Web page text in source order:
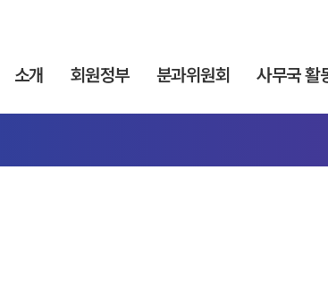
소개 회원정부 분과위원회 사무국 활